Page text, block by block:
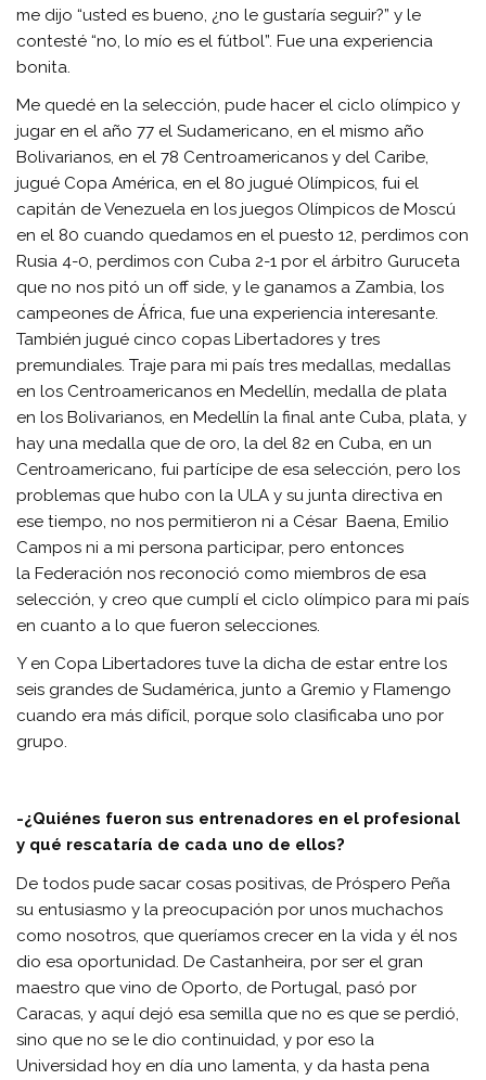
me dijo “usted es bueno, ¿no le gustaría seguir?” y le
contesté “no, lo mío es el fútbol”. Fue una experiencia
bonita.
Me quedé en la selección, pude hacer el ciclo olímpico y
jugar en el año 77 el Sudamericano, en el mismo año
Bolivarianos, en el 78 Centroamericanos y del Caribe,
jugué Copa América, en el 80 jugué Olímpicos, fui el
capitán de Venezuela en los juegos Olímpicos de Moscú
en el 80 cuando quedamos en el puesto 12, perdimos con
Rusia 4-0, perdimos con Cuba 2-1 por el árbitro Guruceta
que no nos pitó un off side, y le ganamos a Zambia, los
campeones de África, fue una experiencia interesante.
También jugué cinco copas Libertadores y tres
premundiales. Traje para mi país tres medallas, medallas
en los Centroamericanos en Medellín, medalla de plata
en los Bolivarianos, en Medellín la final ante Cuba, plata, y
hay una medalla que de oro, la del 82 en Cuba, en un
Centroamericano, fui partícipe de esa selección, pero los
problemas que hubo con la ULA y su junta directiva en
ese tiempo, no nos permitieron ni a César Baena, Emilio
Campos ni a mi persona participar, pero entonces
la Federación nos reconoció como miembros de esa
selección, y creo que cumplí el ciclo olímpico para mi país
en cuanto a lo que fueron selecciones.
Y en Copa Libertadores tuve la dicha de estar entre los
seis grandes de Sudamérica, junto a Gremio y Flamengo
cuando era más difícil, porque solo clasificaba uno por
grupo.
-¿Quiénes fueron sus entrenadores en el profesional
y qué rescataría de cada uno de ellos?
De todos pude sacar cosas positivas, de Próspero Peña
su entusiasmo y la preocupación por unos muchachos
como nosotros, que queríamos crecer en la vida y él nos
dio esa oportunidad. De Castanheira, por ser el gran
maestro que vino de Oporto, de Portugal, pasó por
Caracas, y aquí dejó esa semilla que no es que se perdió,
sino que no se le dio continuidad, y por eso la
Universidad hoy en día uno lamenta, y da hasta pena